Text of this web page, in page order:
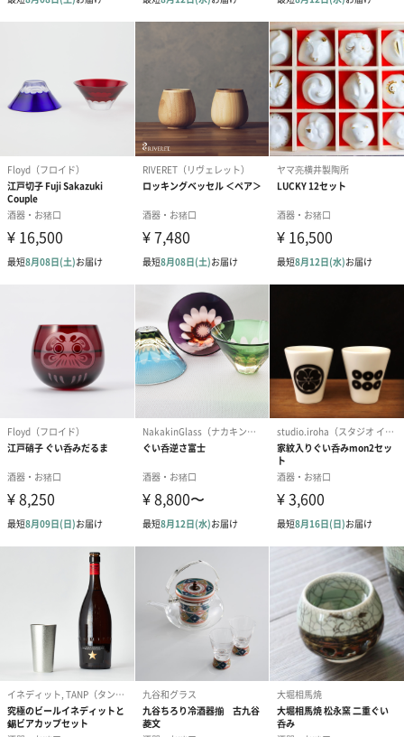
名入れギフトKARIN
贈った方も受け取った方も喜んで頂けるプレゼントをお届けしま
す。
名入れプレゼントKARINでは、2003年の創業以来数多くのお客様
に「感動」と「感謝の気持ち」を届けてきました。
これからも、様々なプレゼントシーンでご利用いただける「名入
れプレゼント」をお客様の想いが届くように一つ一つ真心を込め
て制作させていただきます。
名入れ（レリーフ）するフォントをお選びいただけます。
配送について
離島については指定の日数以上にお届けに時間がかかる場合があ
ります。
ご了承くださいませ。
商品詳細情報
素材
サイズ
ジョッキサイズ：約φ8×Ｈ12.5cm
箱サイズ：約12.1×8.5×16㎝
容量
約420ml